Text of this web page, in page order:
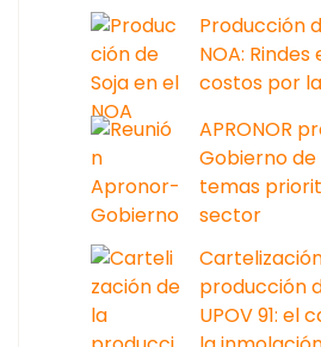
Producción
NOA: Rindes
costos por
APRONOR
Gobierno
temas
sector
producción
UPOV 91: el